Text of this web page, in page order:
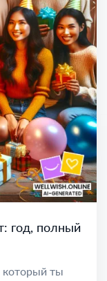
год, полный
который ты